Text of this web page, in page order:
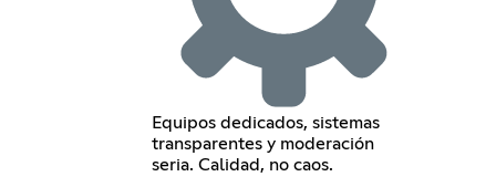
Equipos dedicados, sistemas
transparentes y moderación
seria. Calidad, no caos.